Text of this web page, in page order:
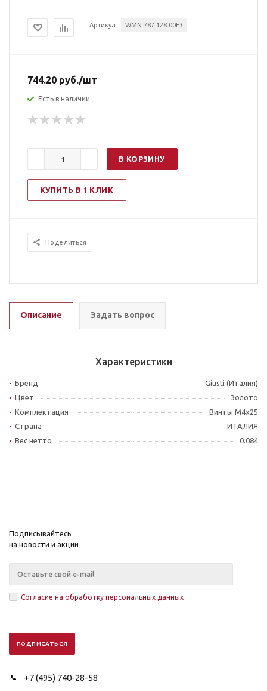
Артикул WMN.787.128.00F3
744.20 руб./шт
Есть в наличии
В КОРЗИНУ
КУПИТЬ В 1 КЛИК
Поделиться
Описание Задать вопрос
Характеристики
Бренд
Giusti (Италия)
Цвет
Золото
Комплектация
Винты M4x25
Страна
ИТАЛИЯ
Вес нетто
0.084
Подписывайтесь
на новости и акции
Согласие на обработку персональных данных
+7 (495) 740-28-58